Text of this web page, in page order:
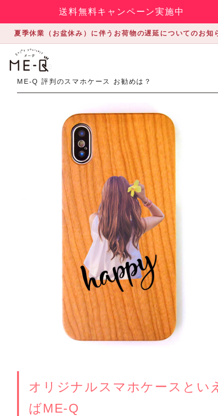
送料無料キャンペーン実施中
夏季休業（お盆休み）に伴うお荷物の遅延についてのお知
2021.1.30
ME-Q 評判のスマホケース お勧めは？
オリジナルスマホケースとい
ばME-Q